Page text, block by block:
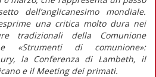
dell’anglicanesimo mondiale.
una critica molto dura nei
tradizionali della Comunione
«Strumenti di comunione»:
la Conferenza di Lambeth, il
e il Meeting dei primati.